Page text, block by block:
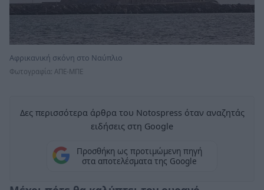
Αφρικανική σκόνη στο Ναύπλιο
Φωτογραφία: ΑΠΕ-ΜΠΕ
Δες περισσότερα άρθρα του Notospress όταν αναζητάς
ειδήσεις στη Google
Προσθήκη ως προτιμώμενη πηγή
στα αποτελέσματα της Google